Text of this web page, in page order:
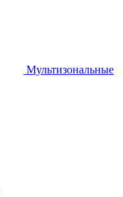
Мультизональные